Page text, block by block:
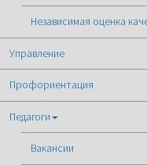
Независимая оценка
Управление
Профориентация
Педагоги
Вакансии